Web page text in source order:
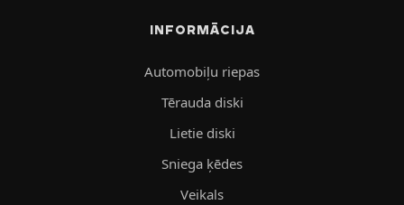
INFORMĀCIJA
Automobiļu riepas
Tērauda diski
Lietie diski
Sniega ķēdes
Veikals